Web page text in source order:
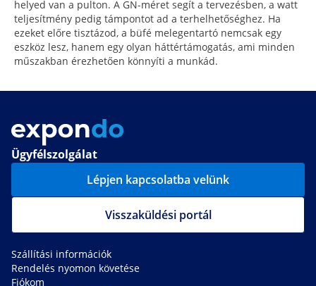
helyed van a pulton. A GN-méret segít a tervezésben, a watt
teljesítmény pedig támpontot ad a terhelhetőséghez. Ha
ezeket előre tisztázod, a büfé melegentartó nemcsak egy
eszköz lesz, hanem egy olyan háttértámogatás, ami minden
műszakban érezhetően könnyíti a munkád.
Ügyfélszolgálat
Lépjen kapcsolatba velünk
Visszaküldési portál
Szállítási információk
Rendelés nyomon követése
Fiókom